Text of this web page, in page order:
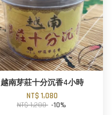
越南芽莊十分沉香4小時
NT$ 1,080
NT$ 1,200 -10%